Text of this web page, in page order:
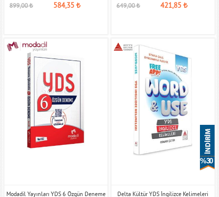
899,00₺ 584,35 ₺ 649,00₺ 421,85 ₺
Modadil Yayınları YDS 6 Özgün Deneme
% 30
Delta Kültür YDS İngilizce Kelimeleri